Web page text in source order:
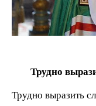
Трудно
Трудно выразить